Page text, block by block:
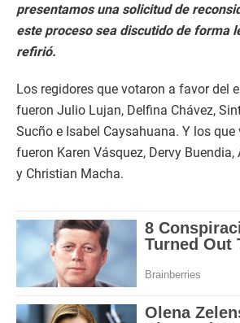
presentamos una solicitud de
este proceso sea discutido de forma
refirió.
Los regidores que votaron a favor del
fueron Julio Lujan, Delfina Chávez,
Sucño e Isabel Caysahuana. Y los
fueron Karen Vásquez, Dervy
y Christian Macha.